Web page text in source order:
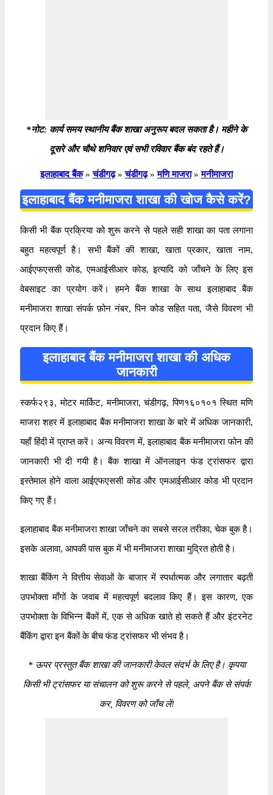
*नोट: कार्य समय स्थानीय बैंक शाखा अनुरूप बदल सकता है। महीने के
दूसरे और चौथे शनिवार एवं सभी रविवार बैंक बंद रहते हैं।
इलाहाबाद बैंक » चंडीगढ़ » चंडीगढ़ » मणि माजरा » मनीमाजरा
इलाहाबाद बैंक मनीमाजरा शाखा की खोज कैसे करें?
किसी भी बैंक प्रक्रिया को शुरू करने से पहले सही शाखा का पता लगाना
बहुत महत्वपूर्ण है। सभी बैंकों की शाखा, खाता प्रकार, खाता नाम,
आईएफएससी कोड, एमआईसीआर कोड, इत्यादि को जाँचने के लिए इस
वेबसाइट का प्रयोग करें। हमने बैंक शाखा के साथ इलाहाबाद बैंक
मनीमाजरा शाखा संपर्क फ़ोन नंबर, पिन कोड सहित पता, जैसे विवरण भी
प्रदान किए हैं।
इलाहाबाद बैंक मनीमाजरा शाखा की अधिक
जानकारी
स्कर्फ२९३, मोटर मार्किट, मनीमाजरा, चंडीगढ़, पिण१६०१०१ स्थित मणि
माजरा शहर में इलाहाबाद बैंक मनीमाजरा शाखा के बारे में अधिक जानकारी,
यहाँ हिंदी में प्राप्त करें। अन्य विवरण में, इलाहाबाद बैंक मनीमाजरा फोन की
जानकारी भी दी गयी है। बैंक शाखा में ऑनलाइन फंड ट्रांसफर द्वारा
इस्तेमाल होने वाला आईएफएससी कोड और एमआईसीआर कोड भी प्रदान
किए गए हैं।
इलाहाबाद बैंक मनीमाजरा शाखा जाँचने का सबसे सरल तरीका, चेक बुक है।
इसके अलावा, आपकी पास बुक में भी मनीमाजरा शाखा मुद्रित होती है।
शाखा बैंकिंग ने वित्तीय सेवाओं के बाजार में स्पर्धात्मक और लगातार बढ़ती
उपभोक्ता माँगों के जवाब में महत्वपूर्ण बदलाव किए हैं। इस कारण, एक
उपभोक्ता के विभिन्न बैंकों में, एक से अधिक खाते हो सकते हैं और इंटरनेट
बैंकिंग द्वारा इन बैंकों के बीच फंड ट्रांसफर भी संभव है।
*ऊपर प्रस्तुत बैंक शाखा की जानकारी केवल संदर्भ के लिए है। कृपया
किसी भी ट्रांसफर या संचालन को शुरू करने से पहले, अपने बैंक से संपर्क
कर, विवरण को जाँच लें!